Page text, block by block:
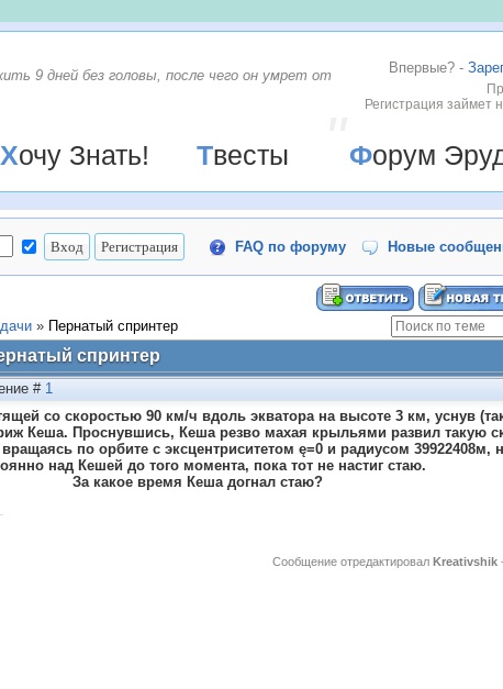
Впервые? -
Регистрация займет
9 дней без головы, после чего он yмpет от
Хочу Знать! Твесты Форум
FAQ по форуму Новые
» Пернатый спринтер
спринтер
# 1
со скоростью 90 км/ч вдоль экватора на высоте 3 км, уснув
Кеша. Проснувшись, Кеша резво махая крыльями развил такую
по орбите с эксцентриситетом ę=0 и радиусом 39922408м,
над Кешей до того момента, пока тот не настиг стаю.
За какое время Кеша догнал стаю?
Сообщение отредактировал Kreativshik -